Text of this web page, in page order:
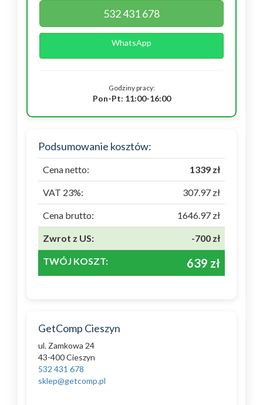
532 431 678
WhatsApp
Godziny pracy:
Pon-Pt: 11:00-16:00
Podsumowanie kosztów:
Cena netto: 1339 zł
VAT 23%: 307.97 zł
Cena brutto: 1646.97 zł
Zwrot z US: -700 zł
TWÓJ KOSZT: 639 zł
GetComp Cieszyn
ul. Zamkowa 24
43-400 Cieszyn
532 431 678
sklep@getcomp.pl